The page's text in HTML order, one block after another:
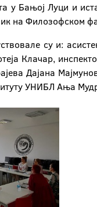
у Бањој Луци и
на Филозофском
су и:
Клачар,
Дајана
УНИБЛ Ања